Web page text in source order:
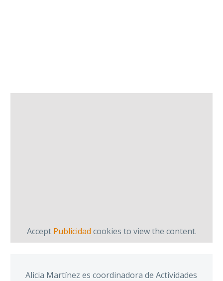
Accept Publicidad cookies to view the content.
Alicia Martínez es coordinadora de Actividades